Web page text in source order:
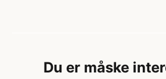
Du er måske